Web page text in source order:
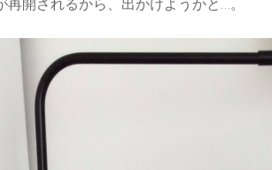
開されるから、出かけようかと…。